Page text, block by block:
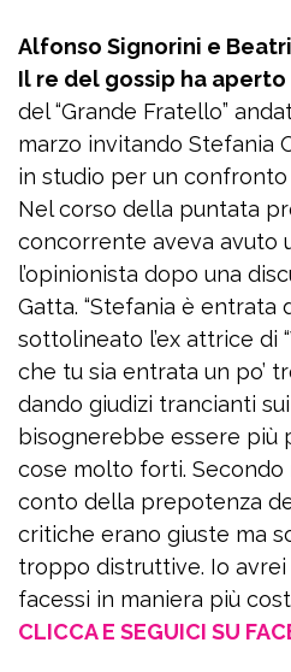
Alfonso Signorini e
Il re del gossip ha
del “Grande Fratello”
marzo invitando Stefania
in studio per un confronto
Nel corso della puntata
concorrente aveva avuto
l’opinionista dopo una
Gatta. “Stefania è entrata
sottolineato l’ex attrice di
che tu sia entrata un po’
dando giudizi trancianti
bisognerebbe essere più
cose molto forti. Secondo
conto della prepotenza
critiche erano giuste ma
troppo distruttive. Io
facessi in maniera più
CLICCA E SEGUICI SU